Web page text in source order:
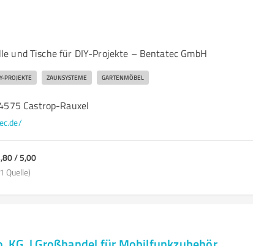
und Tische für DIY-Projekte – Bentatec GmbH
PROJEKTE ZAUNSYSTEME GARTENMÖBEL
Castrop-Rauxel
/ 5,00
Quelle)